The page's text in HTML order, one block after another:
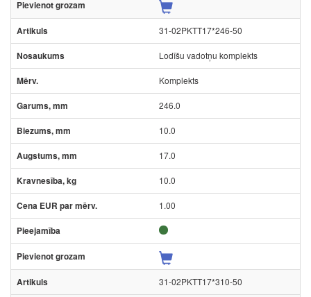
31-02PKTT17*246-50
Lodīšu vadotņu komplekts
Komplekts
246.0
10.0
17.0
10.0
1.00
31-02PKTT17*310-50